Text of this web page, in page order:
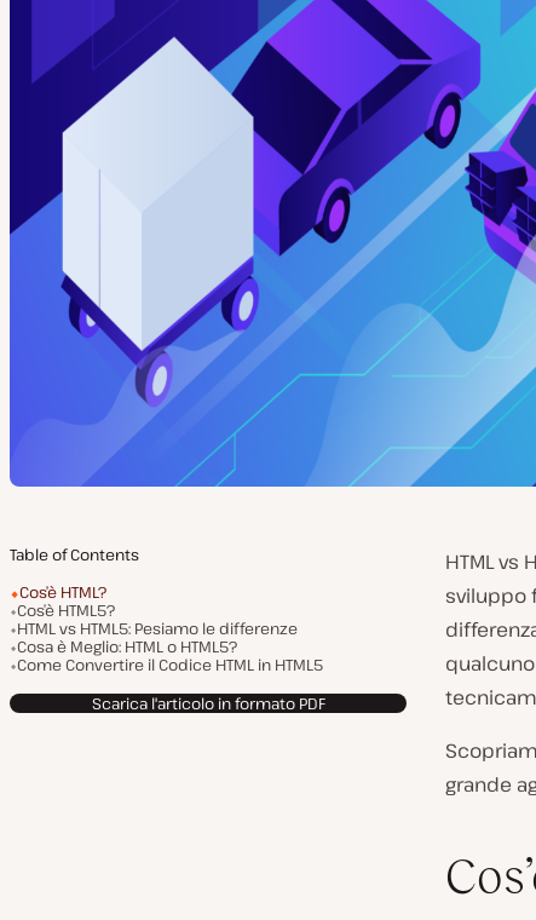
Table of Contents
Cos’è HTML?
Cos’è HTML5?
HTML vs HTML5: Pesiamo le differenze
Cosa è Meglio: HTML o HTML5?
Come Convertire il Codice HTML in HTML5
Scarica l'articolo in formato PDF
HTML vs
sviluppo
grande